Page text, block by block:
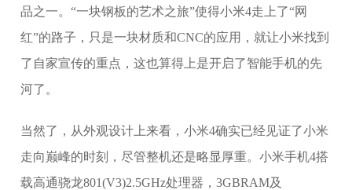
品之一。“一块钢板的艺术之旅”使得小米4走上了“网
红”的路子，只是一块材质和CNC的应用，就让小米找到
了自家宣传的重点，这也算得上是开启了智能手机的先
河了。
当然了，从外观设计上来看，小米4确实已经见证了小米
走向巅峰的时刻，尽管整机还是略显厚重。小米手机4搭
载高通骁龙801(V3)2.5GHz处理器，3GBRAM及